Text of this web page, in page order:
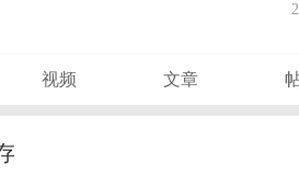
视频 文章